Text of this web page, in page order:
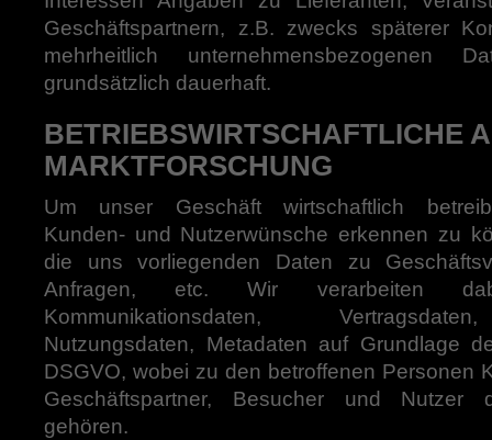
Geschäftspartnern, z.B. zwecks späterer
mehrheitlich unternehmensbezogenen
grundsätzlich dauerhaft.
BETRIEBSWIRTSCHAFTLICHE
MARKTFORSCHUNG
Um unser Geschäft wirtschaftlich
Kunden- und Nutzerwünsche erkennen zu
die uns vorliegenden Daten zu
Anfragen, etc. Wir verarbeiten
Kommunikationsdaten,
Nutzungsdaten, Metadaten auf Grundlage
DSGVO, wobei zu den betroffenen Personen
Geschäftspartner, Besucher und Nutzer
gehören.